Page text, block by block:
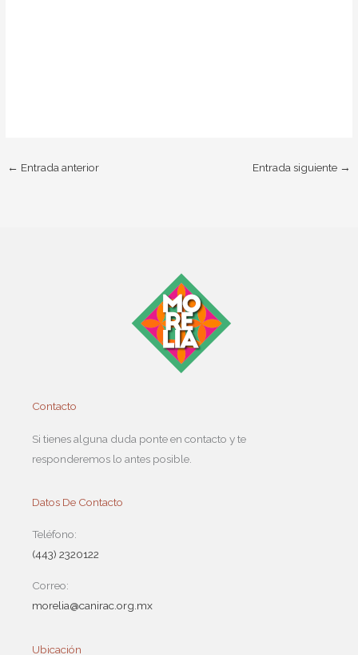
← Entrada anterior Entrada siguiente →
Contacto
Si tienes alguna duda ponte en contacto y te
responderemos lo antes posible.
Datos De Contacto
Teléfono:
(443) 2320122
Correo:
morelia@canirac.org.mx
Ubicación